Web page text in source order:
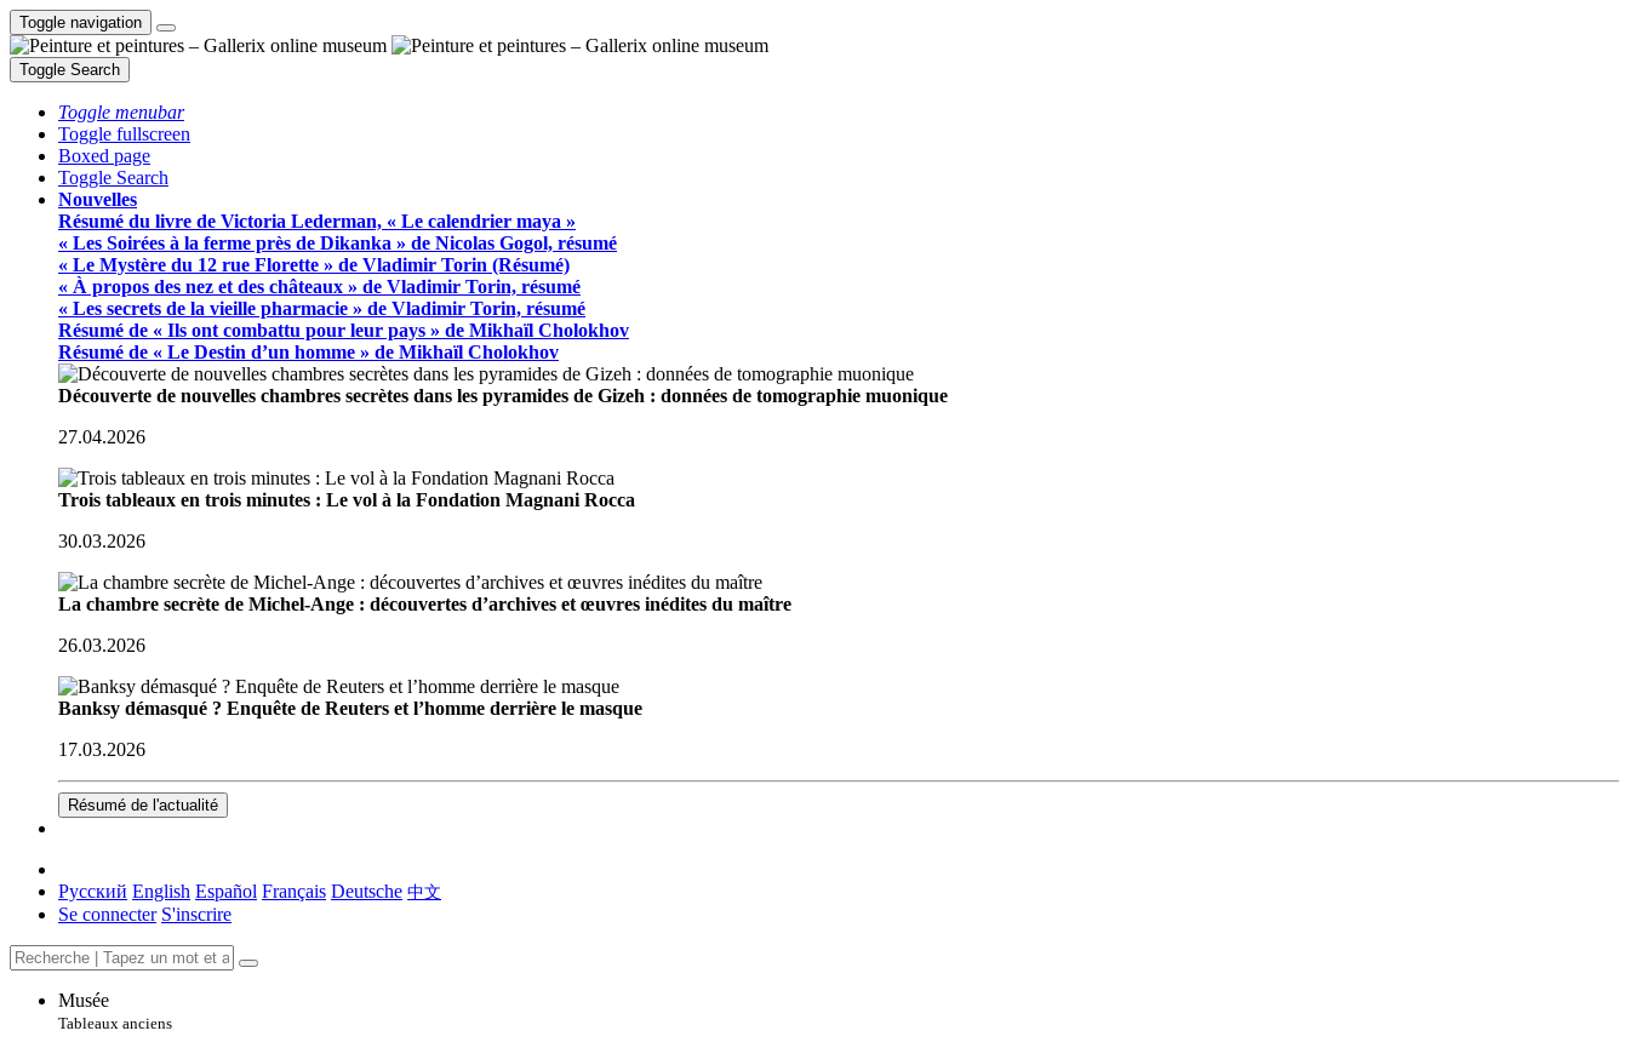
Toggle navigation
Toggle Search
Toggle menubar
Toggle fullscreen
Boxed page
Toggle Search
Nouvelles
Résumé du livre de Victoria Lederman, « Le calendrier maya »
« Les Soirées à la ferme près de Dikanka » de Nicolas Gogol, résumé
« Le Mystère du 12 rue Florette » de Vladimir Torin (Résumé)
« À propos des nez et des châteaux » de Vladimir Torin, résumé
« Les secrets de la vieille pharmacie » de Vladimir Torin, résumé
Résumé de « Ils ont combattu pour leur pays » de Mikhaïl Cholokhov
Résumé de « Le Destin d’un homme » de Mikhaïl Cholokhov
Découverte de nouvelles chambres secrètes dans les pyramides de Gizeh : données de tomographie muonique
27.04.2026
Trois tableaux en trois minutes : Le vol à la Fondation Magnani Rocca
30.03.2026
La chambre secrète de Michel-Ange : découvertes d’archives et œuvres inédites du maître
26.03.2026
Banksy démasqué ? Enquête de Reuters et l’homme derrière le masque
17.03.2026
Résumé de l'actualité
Русский English Español Français Deutsche 中文
Se connecter S'inscrire
Musée
Tableaux anciens